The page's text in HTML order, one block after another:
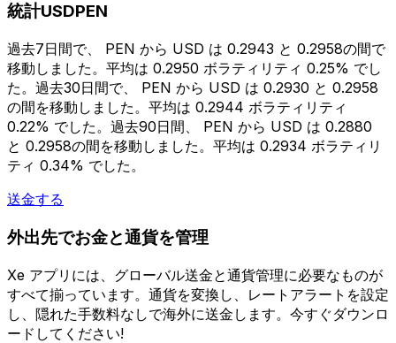
統計USDPEN
過去7日間で、 PEN から USD は 0.2943 と 0.2958の間で
移動しました。平均は 0.2950 ボラティリティ 0.25% でし
た。過去30日間で、 PEN から USD は 0.2930 と 0.2958
の間を移動しました。平均は 0.2944 ボラティリティ
0.22% でした。過去90日間、 PEN から USD は 0.2880
と 0.2958の間を移動しました。平均は 0.2934 ボラティリ
ティ 0.34% でした。
送金する
外出先でお金と通貨を管理
Xe アプリには、グローバル送金と通貨管理に必要なものが
すべて揃っています。通貨を変換し、レートアラートを設定
し、隠れた手数料なしで海外に送金します。今すぐダウンロ
ードしてください!